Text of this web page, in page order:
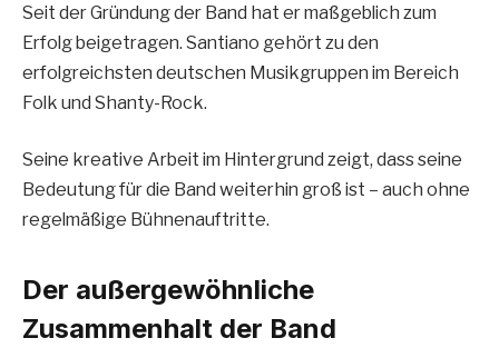
Seit der Gründung der Band hat er maßgeblich zum
Erfolg beigetragen. Santiano gehört zu den
erfolgreichsten deutschen Musikgruppen im Bereich
Folk und Shanty-Rock.
Seine kreative Arbeit im Hintergrund zeigt, dass seine
Bedeutung für die Band weiterhin groß ist – auch ohne
regelmäßige Bühnenauftritte.
Der außergewöhnliche
Zusammenhalt der Band